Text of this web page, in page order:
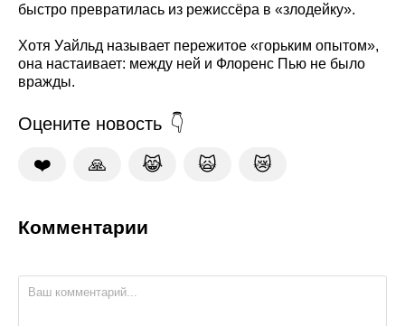
быстро превратилась из режиссёра в «злодейку».
Хотя Уайльд называет пережитое «горьким опытом»,
она настаивает: между ней и Флоренс Пью не было
вражды.
Оцените новость
❤️ 🙏 😹 🙀 😿
Комментарии